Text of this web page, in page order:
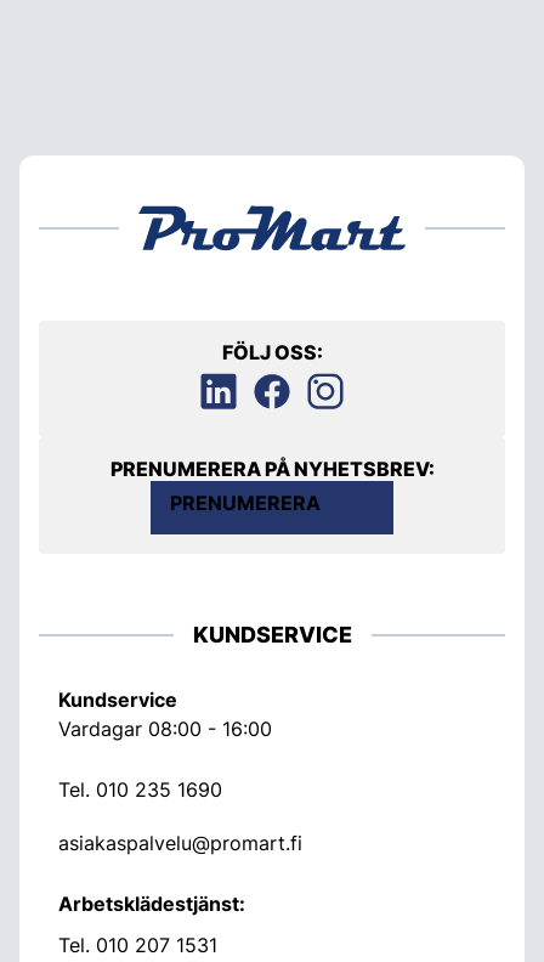
FÖLJ OSS:
PRENUMERERA PÅ NYHETSBREV:
PRENUMERERA
KUNDSERVICE
Kundservice
Vardagar 08:00 - 16:00
Tel. 010 235 1690
asiakaspalvelu@promart.fi
Arbetsklädestjänst:
Tel. 010 207 1531